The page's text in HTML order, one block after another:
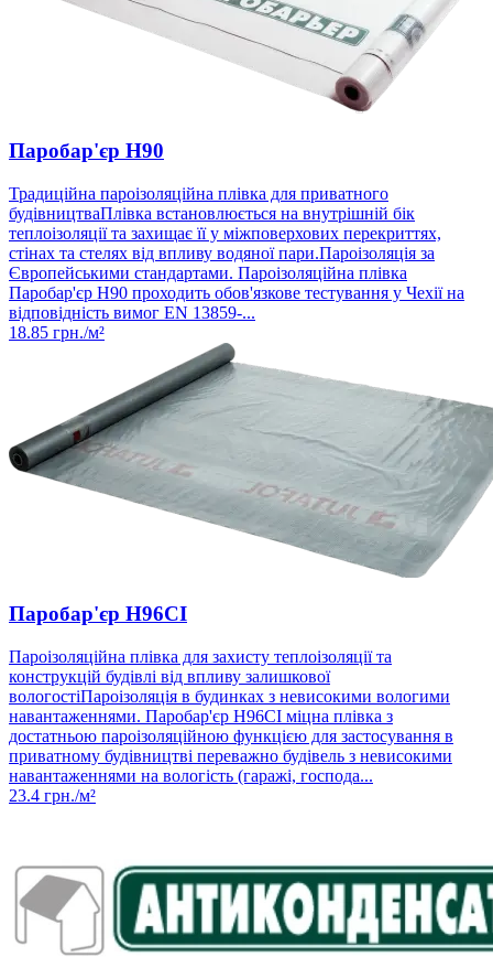
Паробар'єр Н90
Традиційна пароізоляційна плівка для приватного
будівництваПлівка встановлюється на внутрішній бік
теплоізоляції та захищає її у міжповерхових перекриттях,
стінах та стелях від впливу водяної пари.Пароізоляція за
Європейськими стандартами. Пароізоляційна плівка
Паробар'єр Н90 проходить обов'язкове тестування у Чехії на
відповідність вимог EN 13859-...
18.85 грн./м²
Паробар'єр Н96СІ
Пароізоляційна плівка для захисту теплоізоляції та
конструкцій будівлі від впливу залишкової
вологостіПароізоляція в будинках з невисокими вологими
навантаженнями. Паробар'єр Н96СІ міцна плівка з
достатньою пароізоляційною функцією для застосування в
приватному будівництві переважно будівель з невисокими
навантаженнями на вологість (гаражі, господа...
23.4 грн./м²